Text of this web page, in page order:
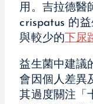
用。吉拉德醫
crispatus 的
與較少的 下尿
益生菌中建議
會因個人差異
其過度關注「